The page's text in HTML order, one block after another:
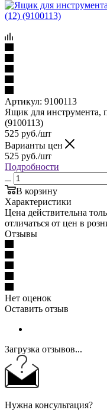
Артикул: 9100113
Ящик для инструмента,
(9100113)
525 руб./шт
Варианты цен
525 руб./шт
Подробности
В корзину
Характеристики
Цена действительна
отличаться от цен в
Отзывы
Нет оценок
Оставить отзыв
Загрузка отзывов...
Нужна консультация?